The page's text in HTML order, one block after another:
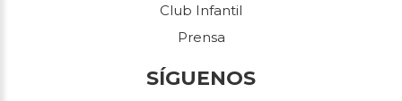
Club Infantil
Prensa
SÍGUENOS